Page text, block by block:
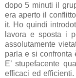
dopo 5 minuti il
era aperto il
it. Ho quindi
lavora e sposta i
assolutamente
parla e si confronta
E’ stupefacente
efficaci ed